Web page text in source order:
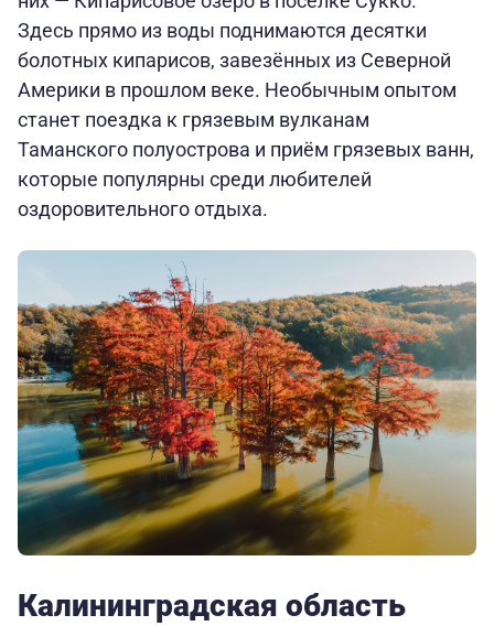
Здесь прямо из воды поднимаются десятки
болотных кипарисов, завезённых из Северной
Америки в прошлом веке. Необычным опытом
станет поездка к грязевым вулканам
Таманского полуострова и приём грязевых ванн,
которые популярны среди любителей
оздоровительного отдыха.
Калининградская область